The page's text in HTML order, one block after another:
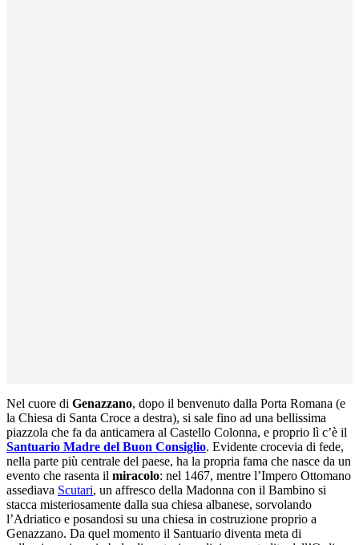
Nel cuore di Genazzano, dopo il benvenuto dalla Porta Romana (e
la Chiesa di Santa Croce a destra), si sale fino ad una bellissima
piazzola che fa da anticamera al Castello Colonna, e proprio lì c’è il
Santuario Madre del Buon Consiglio. Evidente crocevia di fede,
nella parte più centrale del paese, ha la propria fama che nasce da un
evento che rasenta il miracolo: nel 1467, mentre l’Impero Ottomano
assediava Scutari, un affresco della Madonna con il Bambino si
stacca misteriosamente dalla sua chiesa albanese, sorvolando
l’Adriatico e posandosi su una chiesa in costruzione proprio a
Genazzano. Da quel momento il Santuario diventa meta di